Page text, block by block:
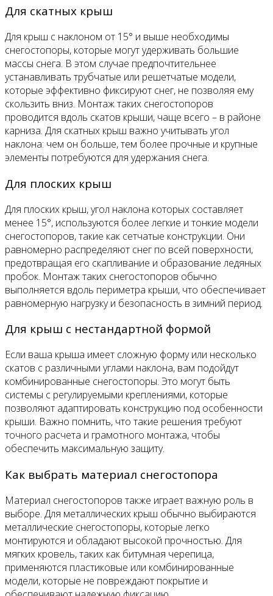
Для скатных крыш
Для крыш с наклоном от 15° и выше необходимы
снегостопоры, которые могут удерживать большие
массы снега. В этом случае предпочтительнее
устанавливать трубчатые или решетчатые модели,
которые эффективно фиксируют снег, не позволяя ему
скользить вниз. Монтаж таких снегостопоров
проводится вдоль скатов крыши, чаще всего – в районе
карниза. Для скатных крыш важно учитывать угол
наклона: чем он больше, тем более прочные и крупные
элементы потребуются для удержания снега.
Для плоских крыш
Для плоских крыш, угол наклона которых составляет
менее 15°, используются более легкие и тонкие модели
снегостопоров, такие как сетчатые конструкции. Они
равномерно распределяют снег по всей поверхности,
предотвращая его скапливание и образование ледяных
пробок. Монтаж таких снегостопоров обычно
выполняется вдоль периметра крыши, что обеспечивает
равномерную нагрузку и безопасность в зимний период.
Для крыш с нестандартной формой
Если ваша крыша имеет сложную форму или несколько
скатов с различными углами наклона, вам подойдут
комбинированные снегостопоры. Это могут быть
системы с регулируемыми креплениями, которые
позволяют адаптировать конструкцию под особенности
крыши. Важно помнить, что такие решения требуют
точного расчета и грамотного монтажа, чтобы
обеспечить максимальную защиту.
Как выбрать материал снегостопора
Материал снегостопоров также играет важную роль в
выборе. Для металлических крыш обычно выбираются
металлические снегостопоры, которые легко
монтируются и обладают высокой прочностью. Для
мягких кровель, таких как битумная черепица,
применяются пластиковые или комбинированные
модели, которые не повреждают покрытие и